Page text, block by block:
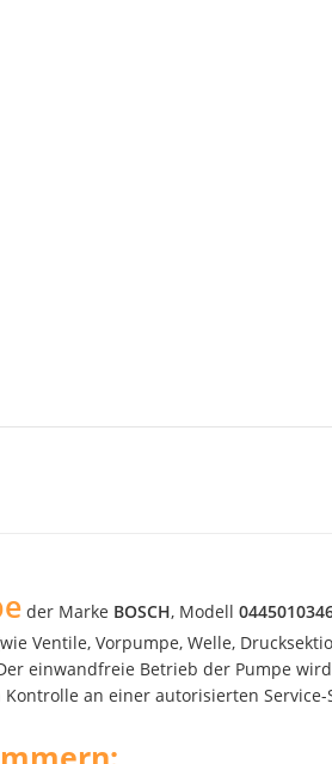
der Marke BOSCH, Modell
Ventile, Vorpumpe, Welle,
einwandfreie Betrieb der Pumpe
an einer autorisierten